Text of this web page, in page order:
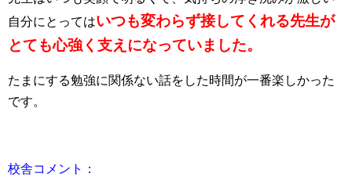
自分にとってはいつも変わらず接してくれる先生が
とても心強く支えになっていました。
たまにする勉強に関係ない話をした時間が一番楽しかった
です。
校舎コメント：